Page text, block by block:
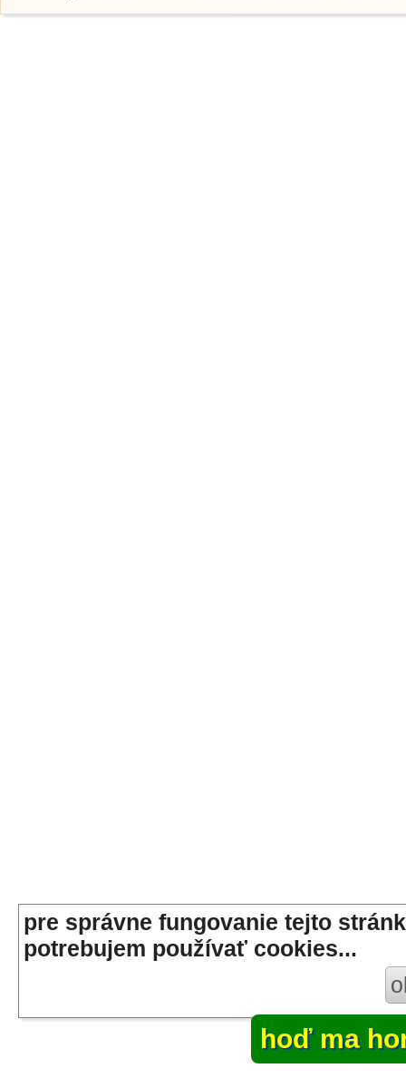
pre správne fungovanie tejto
potrebujem používať cookies...
hoď ma